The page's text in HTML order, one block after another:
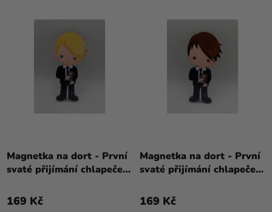
Magnetka na dort - První
svaté přijímání chlapeček
169 Kč
Magnetka na dort - První
svaté přijímání chlapeček
169 Kč